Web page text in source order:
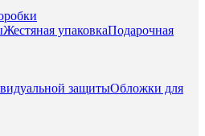
Жестяная упаковкаПодарочная
защитыОбложки для